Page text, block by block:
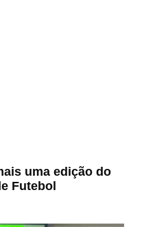
uma edição do
Futebol